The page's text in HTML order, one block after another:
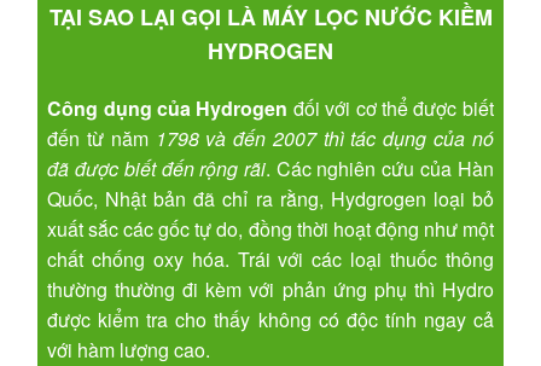
TẠI SAO LẠI GỌI LÀ MÁY LỌC NƯỚC KIỀM
HYDROGEN
Công dụng của Hydrogen đối với cơ thể được biết
đến từ năm 1798 và đến 2007 thì tác dụng của nó
đã được biết đến rộng rãi. Các nghiên cứu của Hàn
Quốc, Nhật bản đã chỉ ra rằng, Hydgrogen loại bỏ
xuất sắc các gốc tự do, đồng thời hoạt động như một
chất chống oxy hóa. Trái với các loại thuốc thông
thường thường đi kèm với phản ứng phụ thì Hydro
được kiểm tra cho thấy không có độc tính ngay cả
với hàm lượng cao.